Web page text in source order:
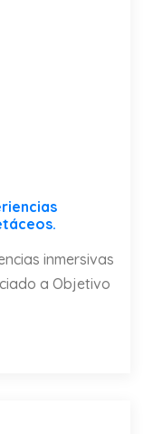
inmersivas
a Objetivo